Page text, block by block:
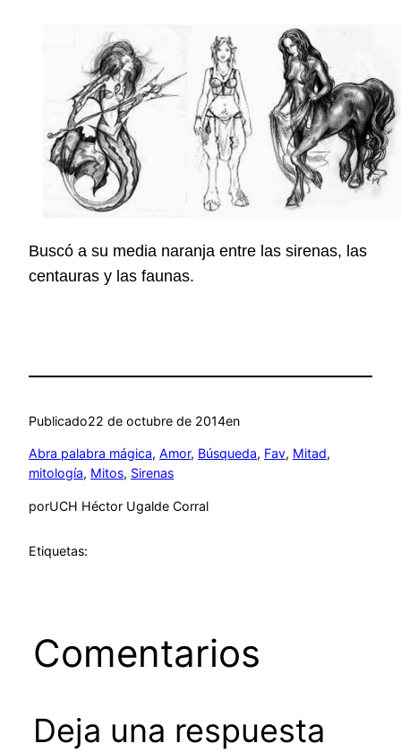
Buscó a su media naranja entre las sirenas, las
centauras y las faunas.
Publicado22 de octubre de 2014en
Abra palabra mágica, Amor, Búsqueda, Fav, Mitad
mitología, Mitos, Sirenas
porUCH Héctor Ugalde Corral
Etiquetas:
Comentarios
Deja una respuesta